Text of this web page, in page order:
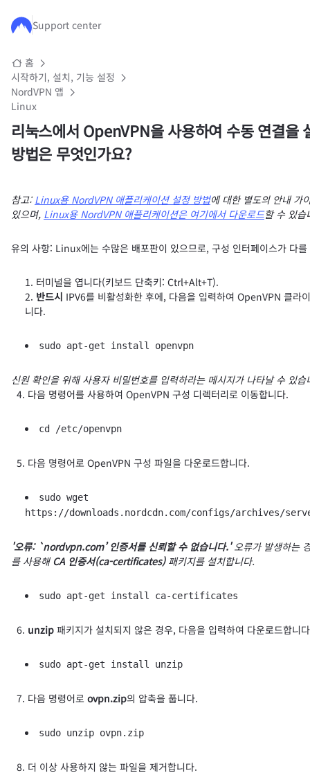
주요 콘텐츠로 건너뛰기
Support center
홈
시작하기, 설치, 기능 설정
NordVPN 앱
Linux
리눅스에서 OpenVPN을 사용하여 수동 연결을
방법은 무엇인가요?
참고:Linux용 NordVPN 애플리케이션 설정 방법에 대한 별도의 안내 가
있으며, Linux용 NordVPN 애플리케이션은 여기에서 다운로드할 수 있습
유의 사항: Linux에는 수많은 배포판이 있으므로, 구성 인터페이스가 다
터미널을 엽니다(키보드 단축키: Ctrl+Alt+T).
반드시 IPV6를 비활성화한 후에, 다음을 입력하여 OpenVPN 클라
니다.
sudo apt-get install openvpn
신원 확인을 위해 사용자 비밀번호를 입력하라는 메시지가 나타날 수 있습
4. 다음 명령어를 사용하여 OpenVPN 구성 디렉터리로 이동합니다.
cd /etc/openvpn
5. 다음 명령어로 OpenVPN 구성 파일을 다운로드합니다.
sudo wget
https://downloads.nordcdn.com/configs/archives/
'오류: `nordvpn.com’ 인증서를 신뢰할 수 없습니다.'오류가 발생하는
를 사용해CA 인증서(ca-certificates)패키지를 설치합니다.
sudo apt-get install ca-certificates
6. unzip 패키지가 설치되지 않은 경우, 다음을 입력하여 다운로드합니
sudo apt-get install unzip
7. 다음 명령어로 ovpn.zip의 압축을 풉니다.
sudo unzip ovpn.zip
8. 더 이상 사용하지 않는 파일을 제거합니다.